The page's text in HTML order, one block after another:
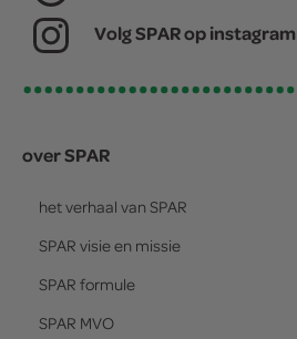
Volg SPAR op instagram
over SPAR
het verhaal van SPAR
SPAR visie en missie
SPAR formule
SPAR MVO